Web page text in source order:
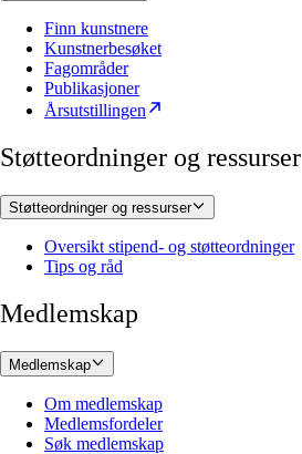
Finn kunstnere
Kunstnerbesøket
Fagområder
Publikasjoner
Årsutstillingen
Støtteordninger og ressurser
Støtteordninger og ressurser
Oversikt stipend- og støtteordninger
Tips og råd
Medlemskap
Medlemskap
Om medlemskap
Medlemsfordeler
Søk medlemskap